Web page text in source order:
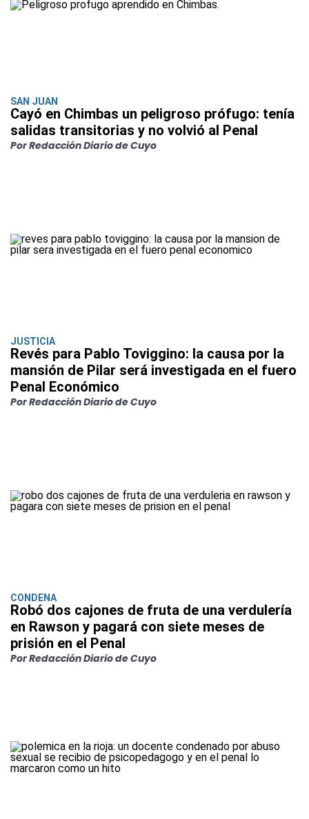
SAN JUAN
Cayó en Chimbas un peligroso prófugo: tenía
salidas transitorias y no volvió al Penal
Por Redacción Diario de Cuyo
JUSTICIA
Revés para Pablo Toviggino: la causa por la
mansión de Pilar será investigada en el fuero
Penal Económico
Por Redacción Diario de Cuyo
CONDENA
Robó dos cajones de fruta de una verdulería
en Rawson y pagará con siete meses de
prisión en el Penal
Por Redacción Diario de Cuyo